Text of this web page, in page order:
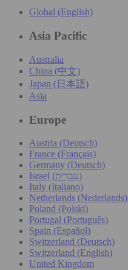
Global (English)
Asia Pacific
Australia
China (中文)
Japan (日本語)
Asia
Europe
Austria (Deutsch)
France (Français)
Germany (Deutsch)
Israel (עִברִית)
Italy (Italiano)
Netherlands (Nederlands)
Poland (Polski)
Portugal (Português)
Spain (Español)
Switzerland (Deutsch)
Switzerland (English)
United Kingdom